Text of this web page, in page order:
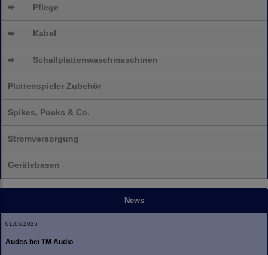
➨ Pflege
➨ Kabel
➨ Schallplattenwaschmaschinen
Plattenspieler Zubehör
Spikes, Pucks & Co.
Stromversorgung
Gerätebasen
News
01.05.2025
Audes bei TM Audio